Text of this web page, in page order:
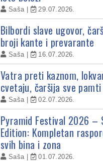
Saša 29.07.2026.
Bilbordi slave ugovor,
broji kante i prevarante
Saša 16.07.2026.
Vatra preti kaznom,
cvetaju, čaršija sve pamti
Saša 02.07.2026.
Pyramid Festival 2026 –
Edition: Kompletan
svih bina i zona
Saša 01.07.2026.